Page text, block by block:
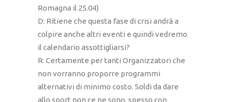
Romagna il 25.04)
D: Ritiene che questa fase di crisi andrà a
colpire anche altri eventi e quindi vedremo
il calendario assottigliarsi?
R: Certamente per tanti Organizzatori che
non vorranno proporre programmi
alternativi di minimo costo. Soldi da dare
allo sport non ce ne sono, spesso con